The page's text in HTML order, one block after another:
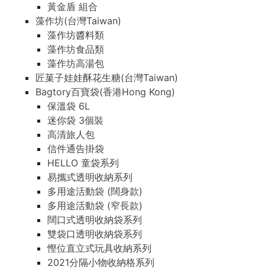
黃金盾 組合
藻作坊(台灣Taiwan)
藻作坊醬料類
藻作坊食品類
藻作坊高湯包
匠菓子娃娃酥花生糖(台灣Taiwan)
Bagtory百寶袋(香港Hong Kong)
保溫袋 6L
迷你袋 3個裝
高清旅人包
信件通告掛袋
HELLO 童袋系列
易攜式透明收納系列
多用途活動袋 (闊身款)
多用途活動袋 (窄長款)
闊口式透明收納袋系列
雙袋口透明收納袋系列
慳位直立式玩具收納系列
2021分隔小物收納格系列